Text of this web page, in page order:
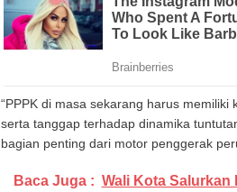
“PPPK di masa sekarang harus
serta tanggap terhadap dinamika
bagian penting dari motor penggerak
Baca Juga : Wali Kota